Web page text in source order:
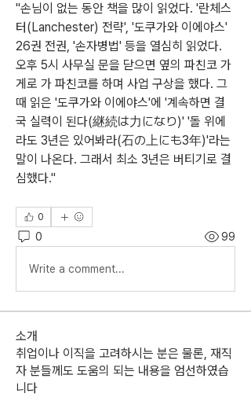
"손님이 없는 동안 책을 많이 읽었다. '란체스
터(Lanchester) 전략', '도쿠가와 이에야스'
26권 전권, '손자병법' 등을 열심히 읽었다.
오후 5시 사무실 문을 닫으면 옆의 파친코 가
게로 가 파친코를 하며 사업 구상을 했다. 그
때 읽은 '도쿠가와 이에야스'에 '계속하면 결
국 실력이 된다(継続は力になり)' '돌 위에
라도 3년은 있어봐라(石の上にも3年)'라는
말이 나온다. 그래서 최소 3년은 버티기로 결
심했다."
0
0 99
Write a comment...
소개
취업이나 이직을 고려하시는 분은 물론, 재직
자 분들께도 도움의 되는 내용을 엄선하였습
니다